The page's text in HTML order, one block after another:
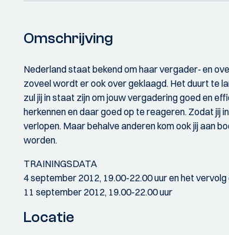
Omschrijving
Nederland staat bekend om haar vergader‐ en
zoveel wordt er ook over geklaagd. Het duurt te
zul jij in staat zijn om jouw vergadering goed en
herkennen en daar goed op te reageren. Zodat
verlopen. Maar behalve anderen kom ook jij aan
worden.
TRAININGSDATA
4 september 2012, 19.00-22.00 uur en het vervolg
11 september 2012, 19.00-22.00 uur
Locatie